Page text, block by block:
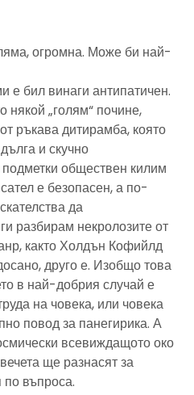
огромна. Може би най-
бил винаги антипатичен.
някой „голям“ почине,
ръкава дитирамба, която
и скучно
обществен килим
е безопасен, а по-
да
разбирам некролозите от
както Холдън Кофийлд
друго е. Изобщо това
в най-добрия случай е
на човека, или човека
повод за панегирика. А
всевиждащото око
ще разнасят за
въпроса.